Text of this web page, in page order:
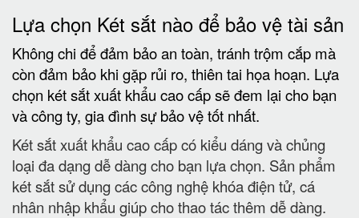
Lựa chọn Két sắt nào để bảo vệ tài sản
Không chi để đảm bảo an toàn, tránh trộm cắp mà
còn đảm bảo khi gặp rủi ro, thiên tai họa hoạn. Lựa
chọn két sắt xuất khẩu cao cấp sẽ đem lại cho bạn
và công ty, gia đình sự bảo vệ tốt nhất.
Két sắt xuất khẩu cao cấp có kiểu dáng và chủng
loại đa dạng dễ dàng cho bạn lựa chọn. Sản phẩm
két sắt sử dụng các công nghệ khóa điện tử, cá
nhân nhập khẩu giúp cho thao tác thêm dễ dàng.